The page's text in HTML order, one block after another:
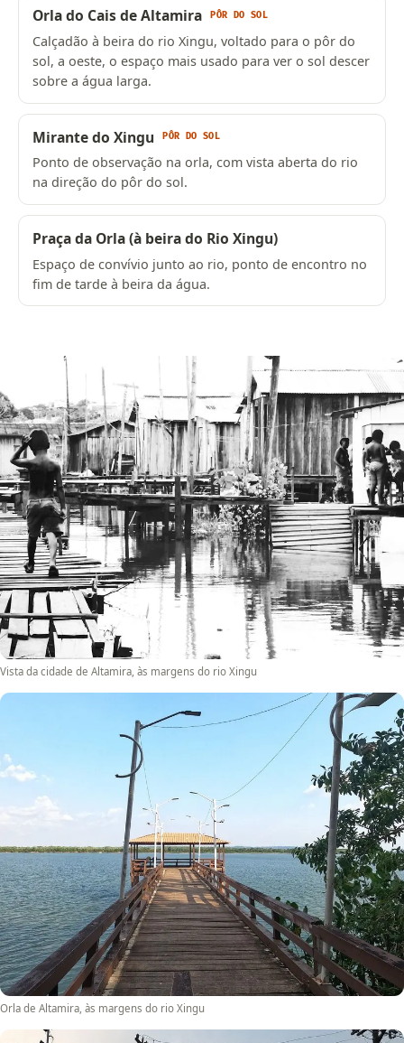
Orla do Cais de Altamira PÔR DO SOL
Calçadão à beira do rio Xingu, voltado para o pôr do
sol, a oeste, o espaço mais usado para ver o sol descer
sobre a água larga.
Mirante do Xingu PÔR DO SOL
Ponto de observação na orla, com vista aberta do rio
na direção do pôr do sol.
Praça da Orla (à beira do Rio Xingu)
Espaço de convívio junto ao rio, ponto de encontro no
fim de tarde à beira da água.
Vista da cidade de Altamira, às margens do rio Xingu
Orla de Altamira, às margens do rio Xingu